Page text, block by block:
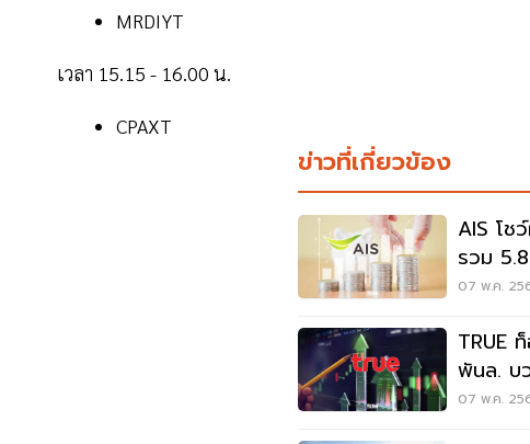
MRDIYT
เวลา 15.15 - 16.00 น.
CPAXT
ข่าวที่เกี่ยวข้อง
AIS โช
รวม
หมื่นล้าน
07 พ.ค.
TRUE
พันล. บ
พันล. พ
07 พ.ค.